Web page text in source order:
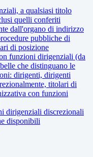
a qualsiasi titolo
quelli conferiti
dall'organo di indirizzo
pubbliche di
di posizione
funzioni dirigenziali (da
che distinguano le
dirigenti, dirigenti
titolari di
con funzioni
dirigenziali discrezionali
disponibili